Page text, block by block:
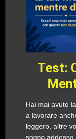
Test:
Hai mai avuto
a lavorare
leggero, altre
sogno addosso